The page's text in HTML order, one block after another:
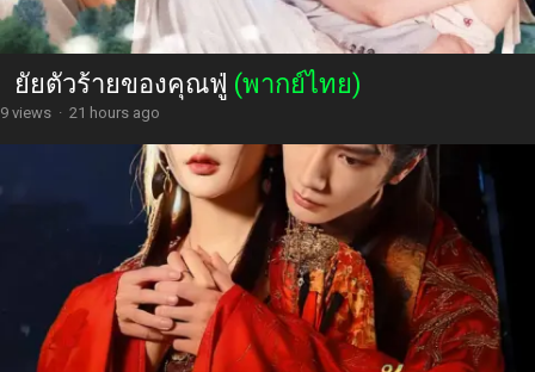
ยัยตัวร้ายของคุณฟู่ (พากย์ไทย)
9 views · 21 hours ago